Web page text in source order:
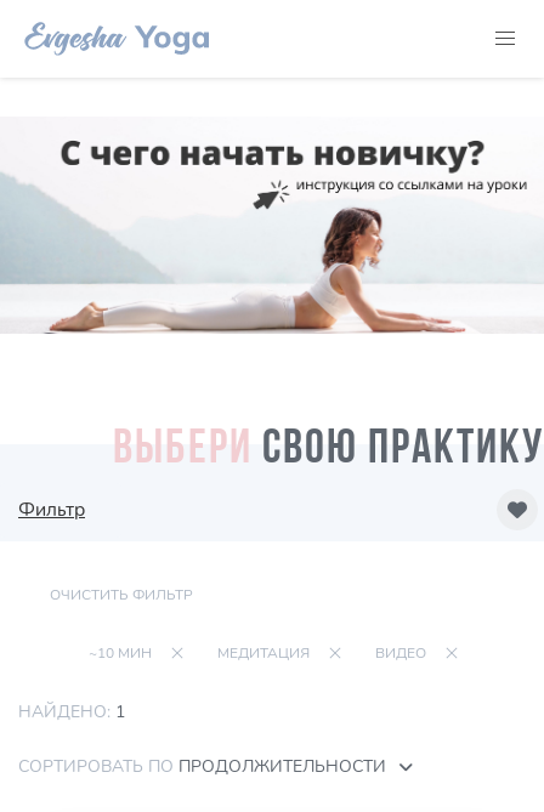
ВЫБЕРИ СВОЮ ПРАКТИКУ
Фильтр
ОЧИСТИТЬ ФИЛЬТР
~10 МИН МЕДИТАЦИЯ ВИДЕО
НАЙДЕНО: 1
СОРТИРОВАТЬ ПО ПРОДОЛЖИТЕЛЬНОСТИ